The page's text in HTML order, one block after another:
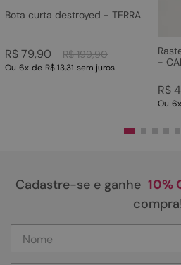
Bota curta destroyed - TERRA
R$ 199,90
R$79,90
Ou 6x de R$ 13,31 sem juros
-
R$
Ou 6x
Cadastre-se e ganhe 10%